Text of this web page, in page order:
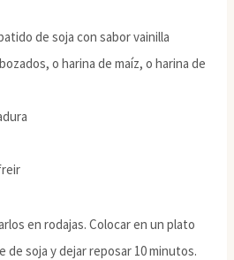
de soja con sabor vainilla
o harina de maíz, o harina de
en rodajas. Colocar en un plato
de soja y dejar reposar 10 minutos.